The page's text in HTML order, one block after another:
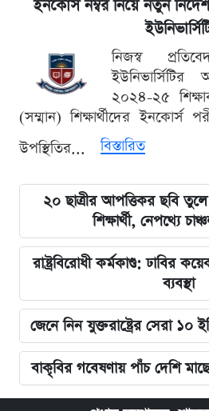
ইনকোর্স নম্বর নিয়ে নতুন
নিজস্ব
২০২৪-২৫
(সম্মান) শিক্ষার্থীদের ইনকোর্স
উপস্থিতির...
বিস্তারিত
২০ ছাত্রীর আপত্তিকর ছবি
শিক্ষার্থী, নেপথ্যে
রাষ্ট্রবিরোধী কর্মকাণ্ড: ঢাবির
ব্যবস্থা
জেনে নিন যুক্তরাষ্ট্রের সেরা ১০
বাকৃবির গবেষণায় পাঁচ দেশি